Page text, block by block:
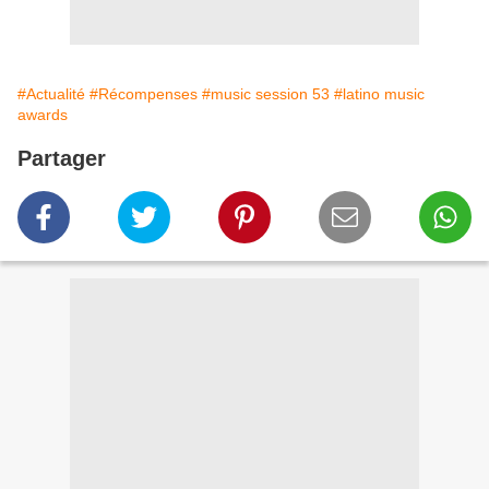
#Actualité #Récompenses #music session 53 #latino music
awards
Partager